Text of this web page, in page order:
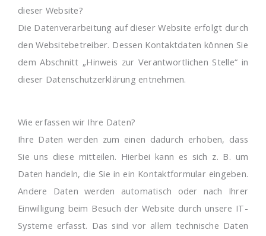
dieser Website?
Die Datenverarbeitung auf dieser Website erfolgt durch
den Websitebetreiber. Dessen Kontaktdaten können Sie
dem Abschnitt „Hinweis zur Verantwortlichen Stelle“ in
dieser Datenschutzerklärung entnehmen.
Wie erfassen wir Ihre Daten?
Ihre Daten werden zum einen dadurch erhoben, dass
Sie uns diese mitteilen. Hierbei kann es sich z. B. um
Daten handeln, die Sie in ein Kontaktformular eingeben.
Andere Daten werden automatisch oder nach Ihrer
Einwilligung beim Besuch der Website durch unsere IT-
Systeme erfasst. Das sind vor allem technische Daten